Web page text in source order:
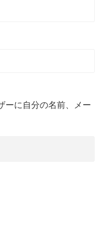
ーに自分の名前、メー